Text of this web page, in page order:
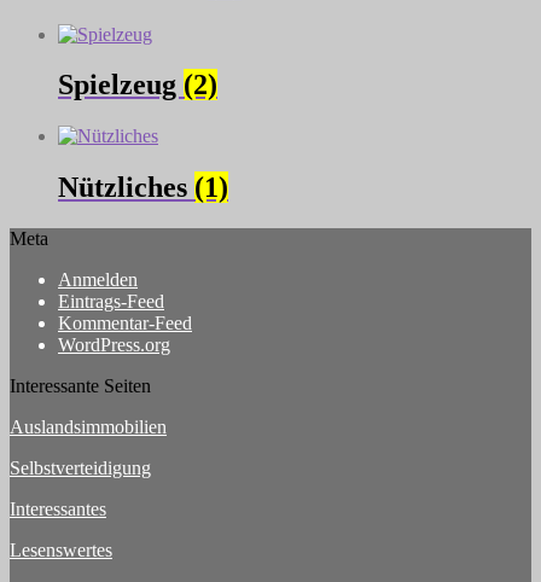
Spielzeug (2)
Nützliches (1)
Meta
Anmelden
Eintrags-Feed
Kommentar-Feed
WordPress.org
Interessante Seiten
Auslandsimmobilien
Selbstverteidigung
Interessantes
Lesenswertes